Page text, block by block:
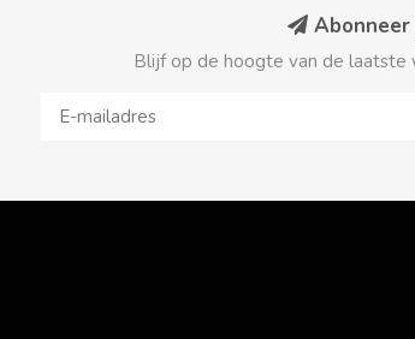
Abonneer
Blijf op de hoogte van de laatste